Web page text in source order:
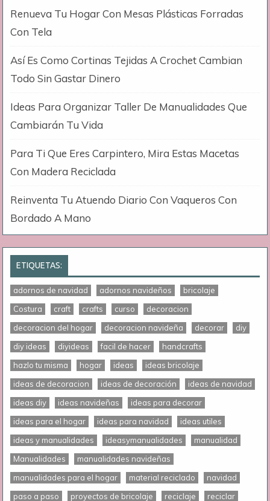
Renueva Tu Hogar Con Mesas Plásticas Forradas
Con Tela
Así Es Como Cortinas Tejidas A Crochet Cambian
Todo Sin Gastar Dinero
Ideas Para Organizar Taller De Manualidades Que
Cambiarán Tu Vida
Para Ti Que Eres Carpintero, Mira Estas Macetas
Con Madera Reciclada
Reinventa Tu Atuendo Diario Con Vaqueros Con
Bordado A Mano
ETIQUETAS:
adornos de navidad adornos navideños
bricolaje
Costura
craft crafts curso
decoracion
decoracion del hogar
decoracion navideña decorar
diy
diy ideas
diyideas facil de hacer
handcrafts
hazlo tu misma
hogar ideas
ideas bricolaje
ideas de decoracion
ideas de decoración
ideas de navidad
ideas diy
ideas navideñas
ideas para decorar
ideas para el hogar
ideas para navidad
ideas utiles
ideas y manualidades
ideasymanualidades
manualidad
Manualidades
manualidades navideñas
manualidades para el hogar
material reciclado
navidad
paso a paso
proyectos de bricolaje reciclaje reciclar